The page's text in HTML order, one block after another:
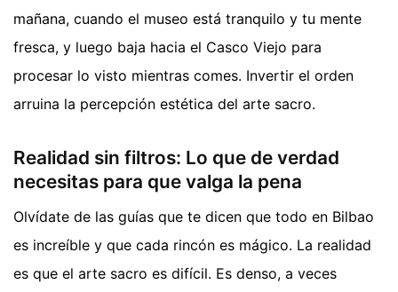
mañana, cuando el museo está tranquilo y tu mente
fresca, y luego baja hacia el Casco Viejo para
procesar lo visto mientras comes. Invertir el orden
arruina la percepción estética del arte sacro.
Realidad sin filtros: Lo que de verdad
necesitas para que valga la pena
Olvídate de las guías que te dicen que todo en Bilbao
es increíble y que cada rincón es mágico. La realidad
es que el arte sacro es difícil. Es denso, a veces